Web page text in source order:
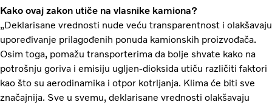
Kako ovaj zakon utiče na vlasnike kamiona?
„Deklarisane vrednosti nude veću transparentnost i olakšavaju
upoređivanje prilagođenih ponuda kamionskih proizvođača.
Osim toga, pomažu transporterima da bolje shvate kako na
potrošnju goriva i emisiju ugljen-dioksida utiču različiti faktori
kao što su aerodinamika i otpor kotrljanja. Klima će biti sve
značajnija. Sve u svemu, deklarisane vrednosti olakšavaju